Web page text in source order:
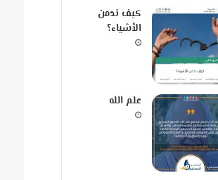
كيف ندمن
الأشياء؟
علم الله